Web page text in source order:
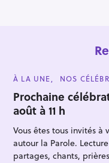
C
T
E
G
O
R
I
E
S
À LA UNE NOS
Prochaine
août à 11 h
Vous êtes tous invités à
autour la Parole.
partages, chants,